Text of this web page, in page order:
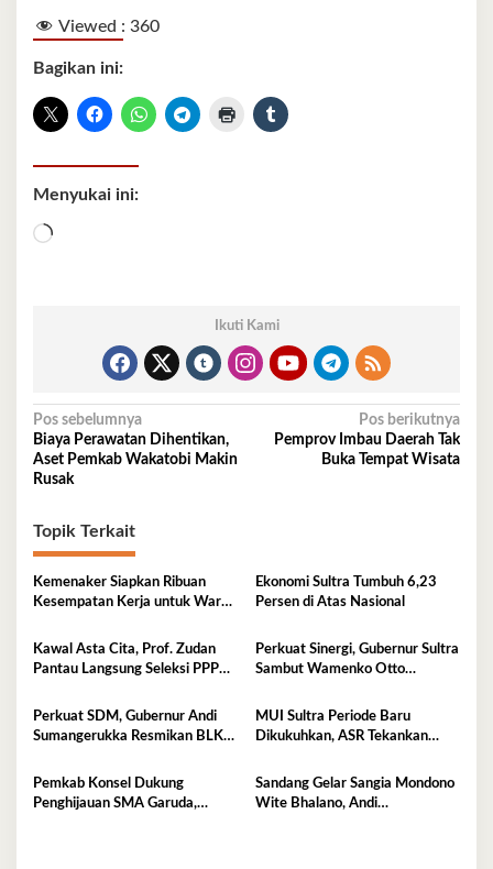
Viewed : 360
Bagikan ini:
Menyukai ini:
Memuat...
Ikuti Kami
Navigasi
pos
Pos sebelumnya
Biaya Perawatan Dihentikan,
Aset Pemkab Wakatobi Makin
Rusak
Pos berikutnya
Pemprov Imbau Daerah Tak
Buka Tempat Wisata
Topik Terkait
Kemenaker Siapkan Ribuan
Kesempatan Kerja untuk Warga
Ekonomi Sultra Tumbuh 6,23
Persen di Atas Nasional
Kawal Asta Cita, Prof. Zudan
Pantau Langsung Seleksi PPPK
Perkuat Sinergi, Gubernur Sultra
Sambut Wamenko Otto
Perkuat SDM, Gubernur Andi
Sumangerukka Resmikan BLK
MUI Sultra Periode Baru
Dikukuhkan, ASR Tekankan
Perkuat Persatuan
Pemkab Konsel Dukung
Penghijauan SMA Garuda,
Sandang Gelar Sangia Mondono
Wite Bhalano, Andi